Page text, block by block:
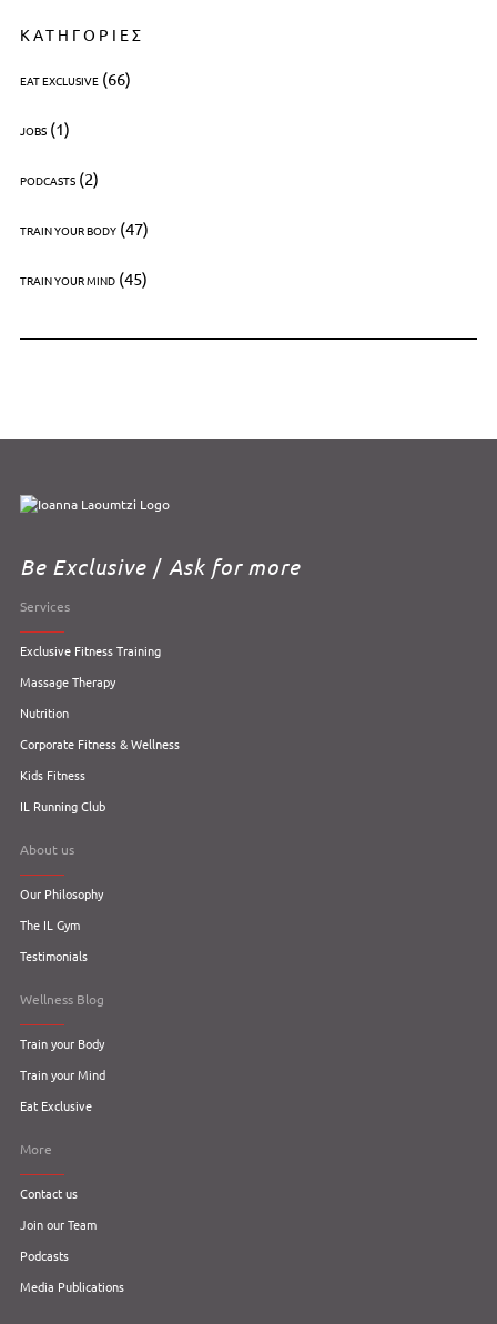
ΚΑΤΗΓΟΡΙΕΣ
EAT EXCLUSIVE(66)
JOBS(1)
PODCASTS(2)
TRAIN YOUR BODY(47)
TRAIN YOUR MIND(45)
Be Exclusive / Ask for more
Services
Exclusive Fitness Training
Massage Therapy
Nutrition
Corporate Fitness & Wellness
Kids Fitness
IL Running Club
About us
Our Philosophy
The IL Gym
Testimonials
Wellness Blog
Train your Body
Train your Mind
Eat Exclusive
More
Contact us
Join our Team
Podcasts
Media Publications